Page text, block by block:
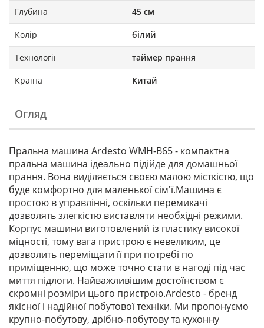
Глубина 45 см
Колір білий
Технології таймер прання
Країна Китай
Огляд
Пральна машина Ardesto WMH-B65 - компактна
пральна машина ідеально підійде для домашньої
прання. Вона виділяється своєю малою місткістю, що
буде комфортно для маленької сім'ї.Машина є
простою в управлінні, оскільки перемикачі
дозволять злегкістю виставляти необхідні режими.
Корпус машини виготовлений із пластику високої
міцності, тому вага пристрою є невеликим, це
дозволить переміщати її при потребі по
приміщенню, що може точно стати в нагоді під час
миття підлоги. Найважливішим достоїнством є
скромні розміри цього пристрою.Ardesto - бренд
якісної і надійної побутової техніки. Ми пропонуємо
крупно-побутову, дрібно-побутову та кухонну